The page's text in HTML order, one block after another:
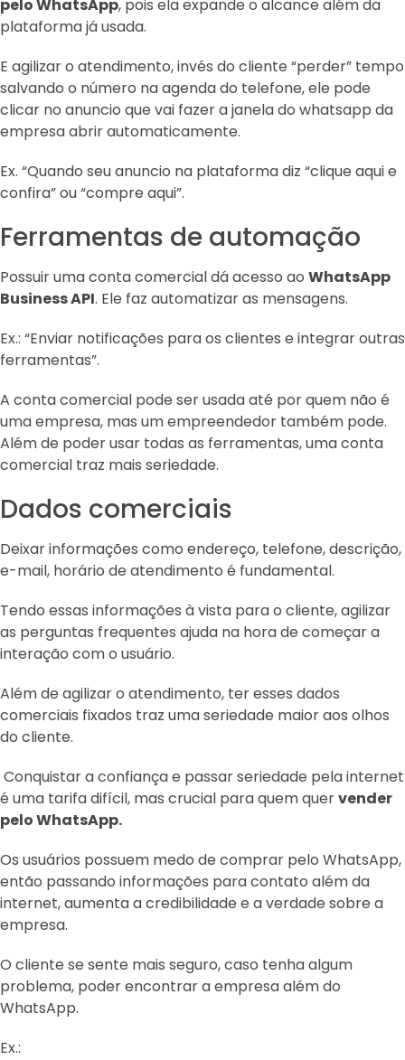
pelo WhatsApp, pois ela expande o alcance além da
plataforma já usada.
E agilizar o atendimento, invés do cliente “perder” tempo
salvando o número na agenda do telefone, ele pode
clicar no anuncio que vai fazer a janela do whatsapp da
empresa abrir automaticamente.
Ex. “Quando seu anuncio na plataforma diz “clique aqui e
confira” ou “compre aqui”.
Ferramentas de automação
Possuir uma conta comercial dá acesso ao WhatsApp
Business API. Ele faz automatizar as mensagens.
Ex.: “Enviar notificações para os clientes e integrar outras
ferramentas”.
A conta comercial pode ser usada até por quem não é
uma empresa, mas um empreendedor também pode.
Além de poder usar todas as ferramentas, uma conta
comercial traz mais seriedade.
Dados comerciais
Deixar informações como endereço, telefone, descrição,
e-mail, horário de atendimento é fundamental.
Tendo essas informações à vista para o cliente, agilizar
as perguntas frequentes ajuda na hora de começar a
interação com o usuário.
Além de agilizar o atendimento, ter esses dados
comerciais fixados traz uma seriedade maior aos olhos
do cliente.
Conquistar a confiança e passar seriedade pela internet
é uma tarifa difícil, mas crucial para quem quervender
pelo WhatsApp.
Os usuários possuem medo de comprar pelo WhatsApp,
então passando informações para contato além da
internet, aumenta a credibilidade e a verdade sobre a
empresa.
O cliente se sente mais seguro, caso tenha algum
problema, poder encontrar a empresa além do
WhatsApp.
Ex.: